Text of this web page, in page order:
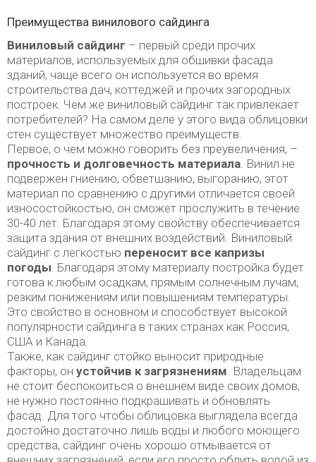
Преимущества винилового сайдинга
Виниловый сайдинг – первый среди прочих
материалов, используемых для обшивки фасада
зданий, чаще всего он используется во время
строительства дач, коттеджей и прочих загородных
построек. Чем же виниловый сайдинг так привлекает
потребителей? На самом деле у этого вида облицовки
стен существует множество преимуществ.
Первое, о чем можно говорить без преувеличения, –
прочность и долговечность материала. Винил не
подвержен гниению, обветшанию, выгоранию, этот
материал по сравнению с другими отличается своей
износостойкостью, он сможет прослужить в течение
30-40 лет. Благодаря этому свойству обеспечивается
защита здания от внешних воздействий. Виниловый
сайдинг с легкостью переносит все капризы
погоды. Благодаря этому материалу постройка будет
готова к любым осадкам, прямым солнечным лучам,
резким понижениям или повышениям температуры.
Это свойство в основном и способствует высокой
популярности сайдинга в таких странах как Россия,
США и Канада.
Также, как сайдинг стойко выносит природные
факторы, он устойчив к загрязнениям. Владельцам
не стоит беспокоиться о внешнем виде своих домов,
не нужно постоянно подкрашивать и обновлять
фасад. Для того чтобы облицовка выглядела всегда
достойно достаточно лишь воды и любого моющего
средства, сайдинг очень хорошо отмывается от